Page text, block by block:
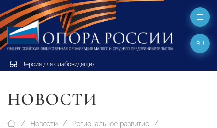
Версия для слабовидящих
RU
НОВОСТИ
Новости Региональное развитие